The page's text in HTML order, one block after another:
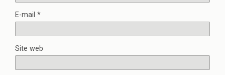
E-mail *
Site web